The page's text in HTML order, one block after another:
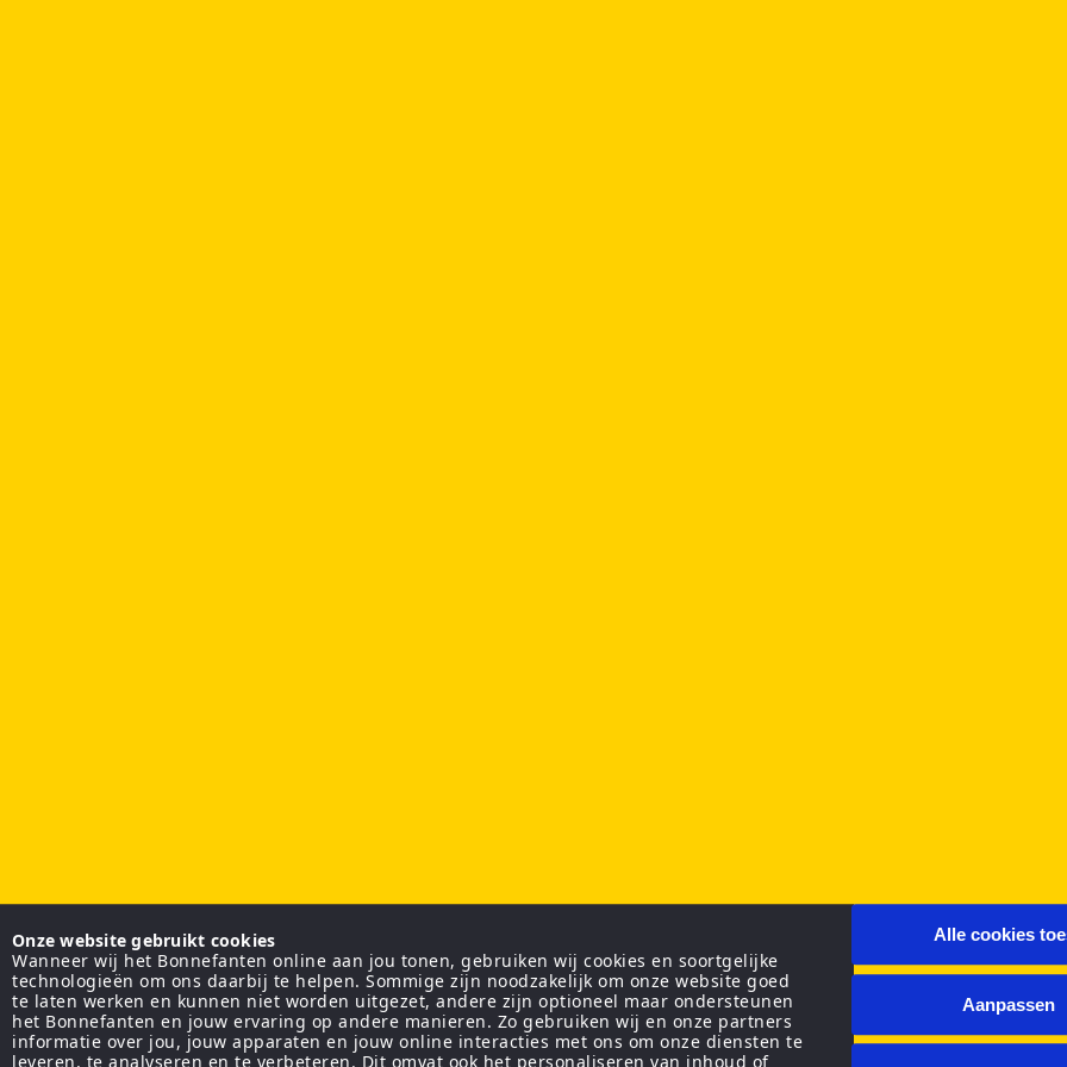
Onze website gebruikt cookies
Wanneer wij het Bonnefanten online aan jou tonen, gebruiken wij cookies en soortgelijke
technologieën om ons daarbij te helpen. Sommige zijn noodzakelijk om onze website goed
te laten werken en kunnen niet worden uitgezet, andere zijn optioneel maar ondersteunen
het Bonnefanten en jouw ervaring op andere manieren. Zo gebruiken wij en onze partners
informatie over jou, jouw apparaten en jouw online interacties met ons om onze diensten te
leveren, te analyseren en te verbeteren. Dit omvat ook het personaliseren van inhoud of
Alle cookies
Aanpassen